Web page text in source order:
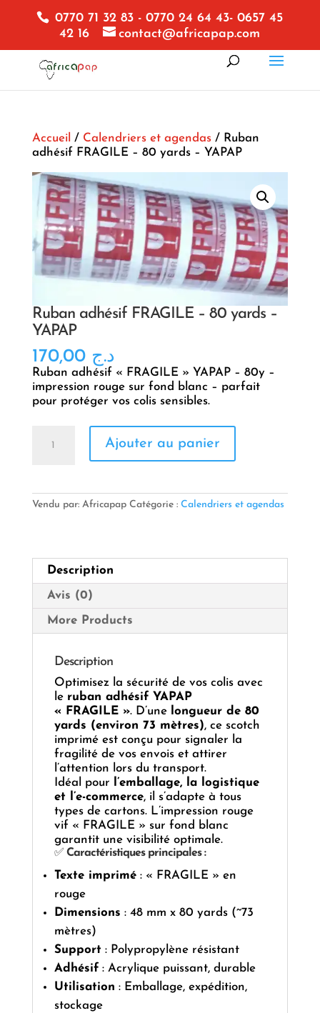
0770 71 32 83 - 0770 24 64 43- 0657 45
42 16
contact@africapap.com
Accueil / Calendriers et agendas/ Ruban
adhésif FRAGILE – 80 yards – YAPAP
Ruban adhésif FRAGILE – 80 yards –
YAPAP
د.ج 170,00
Ruban adhésif « FRAGILE » YAPAP – 80y –
impression rouge sur fond blanc – parfait
pour protéger vos colis sensibles.
–
YAPAP
Ajouter au panier
Vendu par: Africapap Catégorie : Calendriers et agendas
Description
Avis (0)
More Products
Description
Optimisez la sécurité de vos colis avec
le ruban adhésif YAPAP
« FRAGILE ». D’une longueur de 80
yards (environ 73 mètres), ce scotch
imprimé est conçu pour signaler la
fragilité de vos envois et attirer
l’attention lors du transport.
Idéal pour l’emballage, la logistique
et l’e-commerce, il s’adapte à tous
types de cartons. L’impression rouge
vif « FRAGILE » sur fond blanc
garantit une visibilité optimale.
✅ Caractéristiques principales :
Texte imprimé: « FRAGILE » en
rouge
Dimensions : 48 mm x 80 yards (~73
mètres)
Support: Polypropylène résistant
Adhésif: Acrylique puissant, durable
Utilisation : Emballage, expédition,
stockage